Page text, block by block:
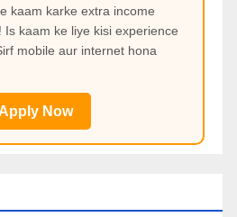
kaam karke extra income
Is kaam ke liye kisi experience
mobile aur internet hona
Now